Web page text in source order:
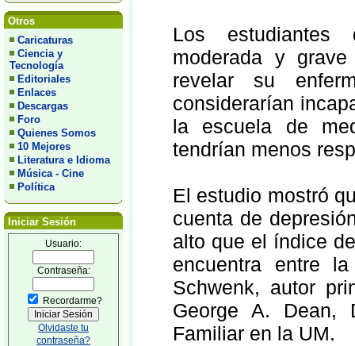
Otros
Caricaturas
Ciencia y
Tecnología
Editoriales
Enlaces
Descargas
Foro
Quienes Somos
10 Mejores
Literatura e Idioma
Música - Cine
Política
Iniciar Sesión
Usuario:
Contraseña:
Recordarme?
Olvidaste tu
contraseña?
Los estudiantes
moderada y
revelar su
considerarían
la escuela de
tendrían menos
El estudio mostró
cuenta de
alto que el índice
encuentra entre
Schwenk, autor
George A. Dean,
Familiar en la UM.